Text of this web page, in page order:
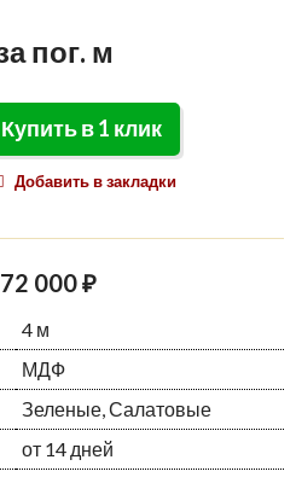
пог. м
Купить в 1 клик
Добавить в закладки
72 000 ₽
4 м
МДФ
Зеленые, Салатовые
от 14 дней